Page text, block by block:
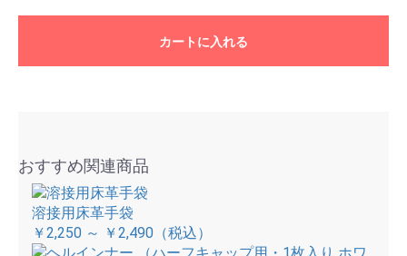
カートに入れる
おすすめ関連商品
溶接用床革手袋
￥2,250 ～ ￥2,490 （税込）